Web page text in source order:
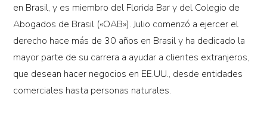
en Brasil, y es miembro del Florida Bar y del Colegio de
Abogados de Brasil («OAB»). Julio comenzó a ejercer el
derecho hace más de 30 años en Brasil y ha dedicado la
mayor parte de su carrera a ayudar a clientes extranjeros,
que desean hacer negocios en EE.UU., desde entidades
comerciales hasta personas naturales.